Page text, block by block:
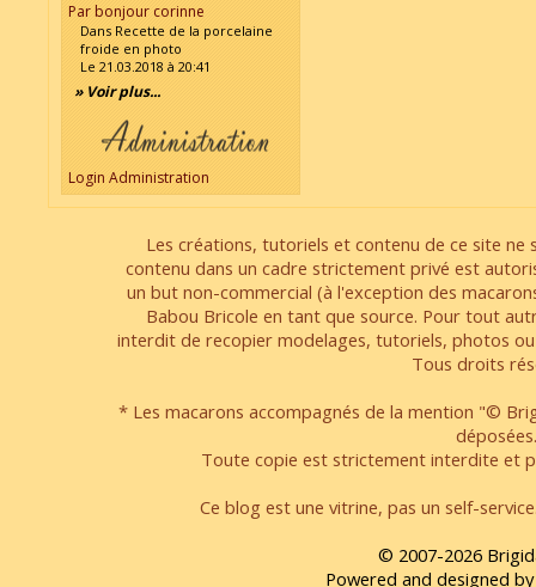
Par bonjour corinne
Dans Recette de la porcelaine
froide en photo
Le 21.03.2018 à 20:41
» Voir plus...
Login Administration
Les créations, tutoriels et contenu de ce site
contenu dans un cadre strictement privé est
un but non-commercial (à l'exception des
Babou Bricole en tant que source. Pour tout
interdit de recopier modelages, tutoriels, photos
Tous droits
* Les macarons accompagnés de la mention "©
déposées.
Toute copie est strictement interdite et
Ce blog est une vitrine, pas un self-
© 2007-2026
Powered and designed